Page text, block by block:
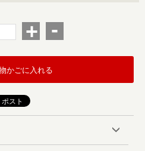
+ -
かごに入れる